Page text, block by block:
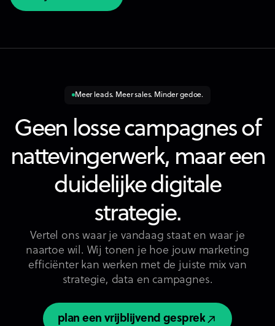
Bekijk alle artikels
Meer leads. Meer sales. Minder gedoe.
Geen losse campagnes of
nattevingerwerk, maar een
duidelijke digitale
strategie.
Vertel ons waar je vandaag staat en waar je
naartoe wil. Wij tonen je hoe jouw marketing
efficiënter kan werken met de juiste mix van
strategie, data en campagnes.
plan een vrijblijvend gesprek